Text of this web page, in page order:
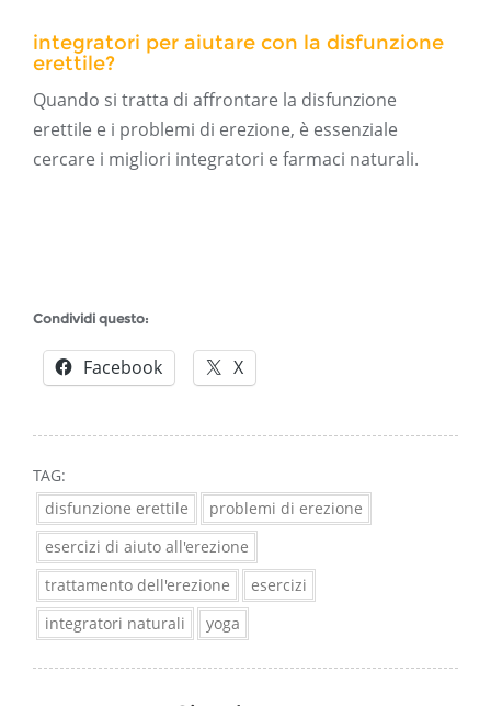
integratori per aiutare con la disfunzione
erettile?
Quando si tratta di affrontare la disfunzione
erettile e i problemi di erezione, è essenziale
cercare i migliori integratori e farmaci naturali.
Condividi questo:
Facebook X
TAG:
disfunzione erettile
problemi di erezione
esercizi di aiuto all'erezione
trattamento dell'erezione
esercizi
integratori naturali
yoga